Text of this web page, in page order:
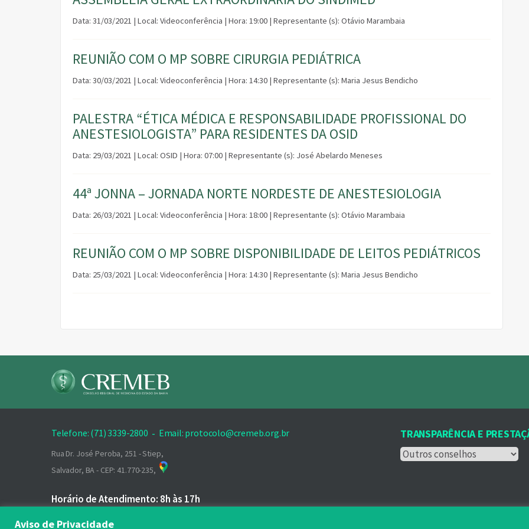
Aviso de Privacidade
Data: 31/03/2021 | Local: Videoconferência | Hora: 19:00 | Representante (s): Otávio Marambaia
REUNIÃO COM O MP SOBRE CIRURGIA PEDIÁTRICA
Data: 30/03/2021 | Local: Videoconferência | Hora: 14:30 | Representante (s): Maria Jesus Bendicho
PALESTRA “ÉTICA MÉDICA E RESPONSABILIDADE PROFISSIONAL DO
ANESTESIOLOGISTA” PARA RESIDENTES DA OSID
Data: 29/03/2021 | Local: OSID | Hora: 07:00 | Representante (s): José Abelardo Meneses
44ª JONNA – JORNADA NORTE NORDESTE DE ANESTESIOLOGIA
Data: 26/03/2021 | Local: Videoconferência | Hora: 18:00 | Representante (s): Otávio Marambaia
REUNIÃO COM O MP SOBRE DISPONIBILIDADE DE LEITOS PEDIÁTRICOS
Data: 25/03/2021 | Local: Videoconferência | Hora: 14:30 | Representante (s): Maria Jesus Bendicho
Telefone: (71) 3339-2800 - Email: protocolo@cremeb.org.br
Rua Dr. José Peroba, 251 - Stiep,
Salvador, BA - CEP: 41.770-235,
Horário de Atendimento: 8h às 17h
TRANSPARÊNCIA E